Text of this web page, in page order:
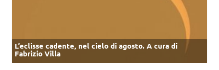
L’eclisse cadente, nel cielo di agosto. A cura di
Fabrizio Villa